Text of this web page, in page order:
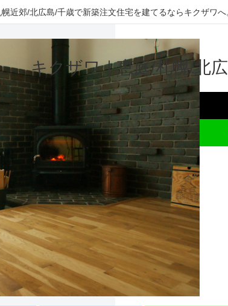
近郊/北広島/千歳で新築注文住宅を建てるならキクザワ
キクザワ｜恵庭/札幌/北
関連記事